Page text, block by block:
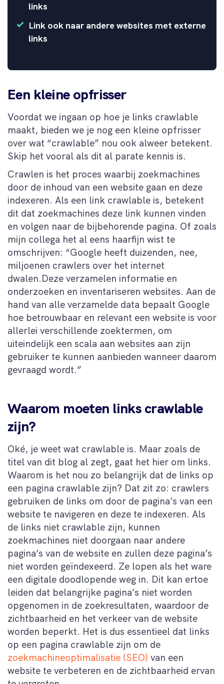
links
Link ook naar andere websites met externe
links
Een kleine opfrisser
Voordat we ingaan op hoe je links crawlable
maakt, bieden we je nog een kleine opfrisser
over wat “crawlable” nou ook alweer betekent.
Skip het vooral als dit al parate kennis is.
Crawlen is het proces waarbij zoekmachines
door de inhoud van een website gaan en deze
indexeren. Als een link crawlable is, betekent
dit dat zoekmachines deze link kunnen vinden
en volgen naar de bijbehorende pagina. Of zoals
mijn collega het al eens haarfijn wist te
omschrijven: “Google heeft duizenden, nee,
miljoenen crawlers over het internet
dwalen.Deze verzamelen informatie en
onderzoeken en inventariseren websites. Aan de
hand van alle verzamelde data bepaalt Google
hoe betrouwbaar en relevant een website is voor
allerlei verschillende zoektermen, om
uiteindelijk een scala aan websites aan zijn
gebruiker te kunnen aanbieden wanneer daarom
gevraagd wordt.”
Waarom moeten links crawlable
zijn?
Oké, je weet wat crawlable is. Maar zoals de
titel van dit blog al zegt, gaat het hier om links.
Waarom is het nou zo belangrijk dat de links op
een pagina crawlable zijn? Dat zit zo: crawlers
gebruiken de links om door de pagina’s van een
website te navigeren en deze te indexeren. Als
de links niet crawlable zijn, kunnen
zoekmachines niet doorgaan naar andere
pagina’s van de website en zullen deze pagina’s
niet worden geïndexeerd. Ze lopen als het ware
een digitale doodlopende weg in. Dit kan ertoe
leiden dat belangrijke pagina’s niet worden
opgenomen in de zoekresultaten, waardoor de
zichtbaarheid en het verkeer van de website
worden beperkt. Het is dus essentieel dat links
op een pagina crawlable zijn om de
zoekmachineoptimalisatie (SEO) van een
website te verbeteren en de zichtbaarheid ervan